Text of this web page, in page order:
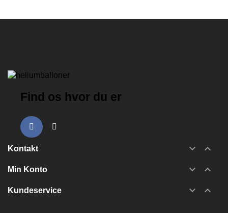
Find os hvor du er
Kontakt  
Min Konto  
Kundeservice  